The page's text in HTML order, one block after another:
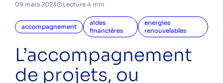
copropriété
eau
ecoreno'v
energies renouvelables
formation
09 mars 2023 Lecture 4 min
accompagnement
aides
financières
energies
renouvelables
L’accompagnement
de projets, ou